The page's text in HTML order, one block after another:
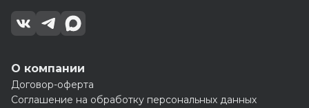
О компании
Договор-оферта
Соглашение на обработку персональных данных